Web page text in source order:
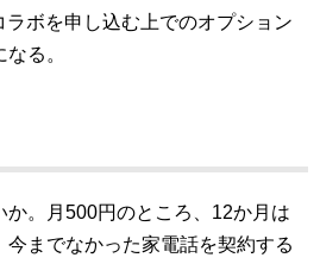
ラボを申し込む上でのオプション
る。
か。月500円のところ、12か月は
までなかった家電話を契約する